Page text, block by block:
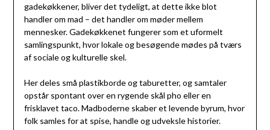
gadekøkkener, bliver det tydeligt, at dette ikke blot
handler om mad – det handler om møder mellem
mennesker. Gadekøkkenet fungerer som et uformelt
samlingspunkt, hvor lokale og besøgende mødes på tværs
af sociale og kulturelle skel.
Her deles små plastikborde og taburetter, og samtaler
opstår spontant over en rygende skål pho eller en
frisklavet taco. Madboderne skaber et levende byrum, hvor
folk samles for at spise, handle og udveksle historier.